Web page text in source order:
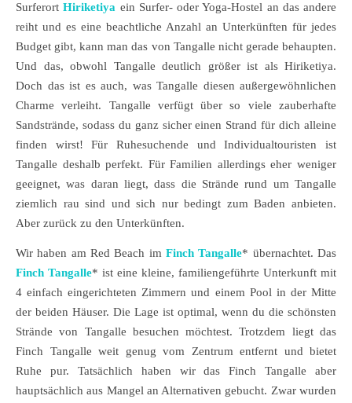
SurferortHiriketiya ein Surfer- oder Yoga-Hostel an das andere
reiht und es eine beachtliche Anzahl an Unterkünften für jedes
Budget gibt, kann man das von Tangalle nicht gerade behaupten.
Und das, obwohl Tangalle deutlich größer ist als Hiriketiya.
Doch das ist es auch, was Tangalle diesen außergewöhnlichen
Charme verleiht. Tangalle verfügt über so viele zauberhafte
Sandstrände, sodass du ganz sicher einen Strand für dich alleine
finden wirst! Für Ruhesuchende und Individualtouristen ist
Tangalle deshalb perfekt. Für Familien allerdings eher weniger
geeignet, was daran liegt, dass die Strände rund um Tangalle
ziemlich rau sind und sich nur bedingt zum Baden anbieten.
Aber zurück zu den Unterkünften.
Wir haben am Red Beach im Finch Tangalle* übernachtet. Das
Finch Tangalle* ist eine kleine, familiengeführte Unterkunft mit
4 einfach eingerichteten Zimmern und einem Pool in der Mitte
der beiden Häuser. Die Lage ist optimal, wenn du die schönsten
Strände von Tangalle besuchen möchtest. Trotzdem liegt das
Finch Tangalle weit genug vom Zentrum entfernt und bietet
Ruhe pur. Tatsächlich haben wir das Finch Tangalle aber
hauptsächlich aus Mangel an Alternativen gebucht. Zwar wurden